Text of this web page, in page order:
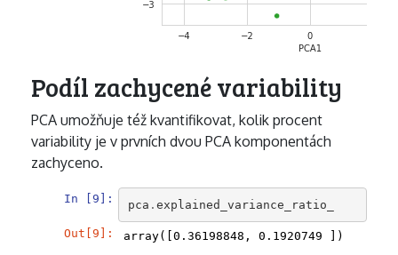
Podíl zachycené variability
PCA umožňuje též kvantifikovat, kolik procent
variability je v prvních dvou PCA komponentách
zachyceno.
In [9]: pca . explained_variance_ratio_
Out[9]: array([0.36198848, 0.1920749 ])